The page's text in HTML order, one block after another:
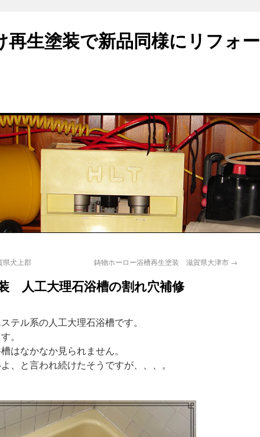
再生塗装で新品同様にリフォー
犬上郡 鋳物ホーロー浴槽再生塗装 滋賀県大津市 →
人工大理石浴槽の割れ穴補修
テル系の人工大理石浴槽です。
。
はなかなか見られません。
、と言われ続けたそうですが、、、。